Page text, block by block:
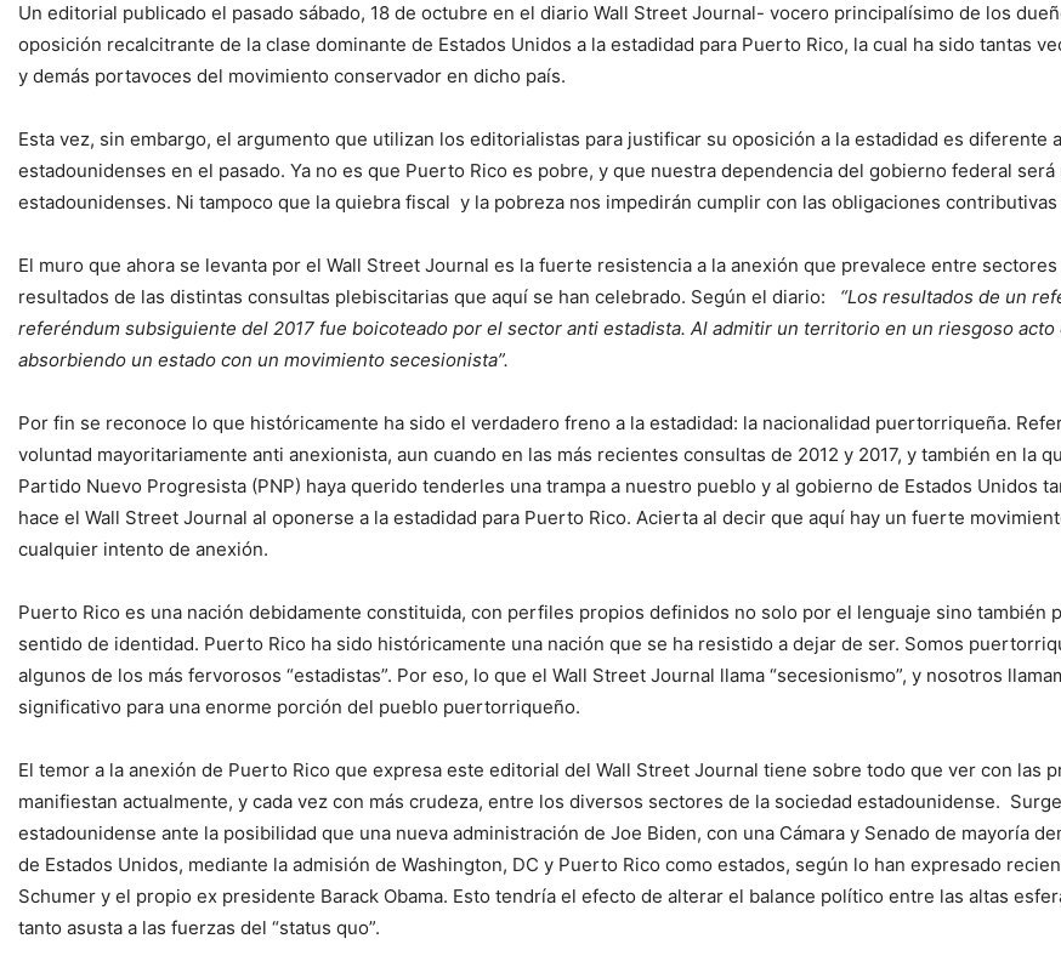
Un editorial publicado el pasado sábado, 18 de octubre en el diario Wall Street Journal- vocero principalísimo de los
oposición recalcitrante de la clase dominante de Estados Unidos a la estadidad para Puerto Rico, la cual ha sido tantas
y demás portavoces del movimiento conservador en dicho país.
Esta vez, sin embargo, el argumento que utilizan los editorialistas para justificar su oposición a la estadidad es
estadounidenses en el pasado. Ya no es que Puerto Rico es pobre, y que nuestra dependencia del gobierno federal
estadounidenses. Ni tampoco que la quiebra fiscal y la pobreza nos impedirán cumplir con las obligaciones
El muro que ahora se levanta por el Wall Street Journal es la fuerte resistencia a la anexión que prevalece entre
resultados de las distintas consultas plebiscitarias que aquí se han celebrado. Según el diario: “Los resultados de un
referéndum subsiguiente del 2017 fue boicoteado por el sector anti estadista. Al admitir un territorio en un riesgoso
absorbiendo un estado con un movimiento secesionista”.
Por fin se reconoce lo que históricamente ha sido el verdadero freno a la estadidad: la nacionalidad puertorriqueña.
voluntad mayoritariamente anti anexionista, aun cuando en las más recientes consultas de 2012 y 2017, y también en la
Partido Nuevo Progresista (PNP) haya querido tenderles una trampa a nuestro pueblo y al gobierno de Estados Unidos
hace el Wall Street Journal al oponerse a la estadidad para Puerto Rico. Acierta al decir que aquí hay un fuerte
cualquier intento de anexión.
Puerto Rico es una nación debidamente constituida, con perfiles propios definidos no solo por el lenguaje sino también
sentido de identidad. Puerto Rico ha sido históricamente una nación que se ha resistido a dejar de ser. Somos
algunos de los más fervorosos “estadistas”. Por eso, lo que el Wall Street Journal llama “secesionismo”, y nosotros
significativo para una enorme porción del pueblo puertorriqueño.
El temor a la anexión de Puerto Rico que expresa este editorial del Wall Street Journal tiene sobre todo que ver con las
manifiestan actualmente, y cada vez con más crudeza, entre los diversos sectores de la sociedad estadounidense.
estadounidense ante la posibilidad que una nueva administración de Joe Biden, con una Cámara y Senado de mayoría
de Estados Unidos, mediante la admisión de Washington, DC y Puerto Rico como estados, según lo han expresado
Schumer y el propio ex presidente Barack Obama. Esto tendría el efecto de alterar el balance político entre las altas
tanto asusta a las fuerzas del “status quo”.